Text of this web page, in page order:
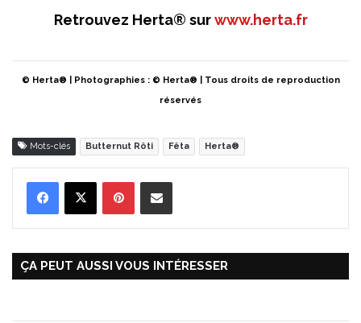
Retrouvez Herta® surwww.herta.fr
© Herta® | Photographies : © Herta® | Tous droits de reproduction
réservés
Mots-clés Butternut Rôti Fêta Herta®
ÇA PEUT AUSSI VOUS INTÉRESSER